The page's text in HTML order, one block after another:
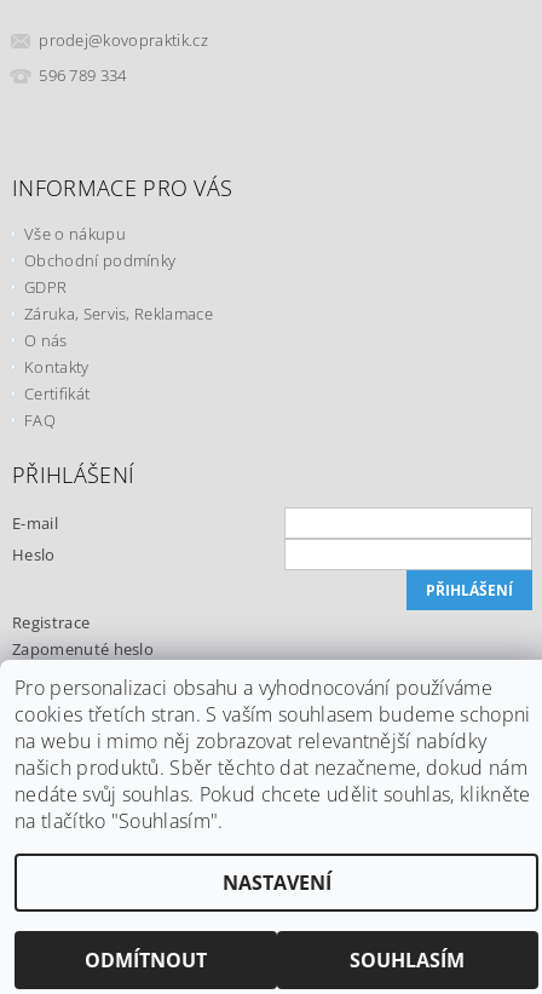
prodej@kovopraktik.cz
596 789 334
INFORMACE PRO VÁS
Vše o nákupu
Obchodní podmínky
GDPR
Záruka, Servis, Reklamace
O nás
Kontakty
Certifikát
FAQ
PŘIHLÁŠENÍ
E-mail
Heslo
Registrace
Zapomenuté heslo
2026 © Office24.cz , všechna práva vyhrazenaUpravit nastavení cookies
Vytvořil Shoptet
Pro personalizaci obsahu a vyhodnocování používáme
cookies třetích stran. S vaším souhlasem budeme schopni
na webu i mimo něj zobrazovat relevantnější nabídky
našich produktů. Sběr těchto dat nezačneme, dokud nám
nedáte svůj souhlas. Pokud chcete udělit souhlas, klikněte
na tlačítko "Souhlasím".
NASTAVENÍ
ODMÍTNOUT SOUHLASÍM